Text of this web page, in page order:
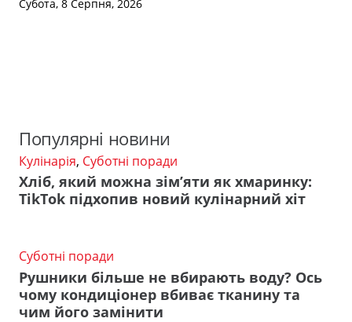
Субота, 8 Серпня, 2026
Популярні новини
Кулінарія, Суботні поради
Хліб, який можна зім’яти як хмаринку:
TikTok підхопив новий кулінарний хіт
Суботні поради
Рушники більше не вбирають воду? Ось
чому кондиціонер вбиває тканину та
чим його замінити